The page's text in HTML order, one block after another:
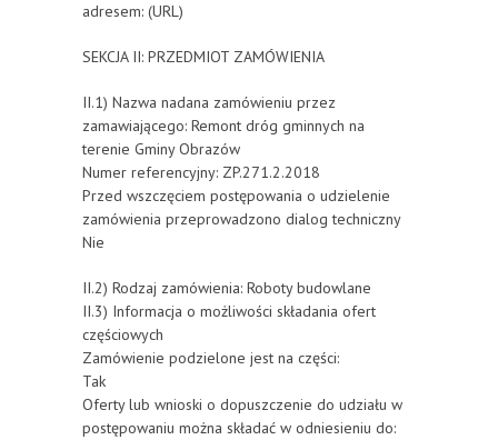
adresem: (URL)
SEKCJA II: PRZEDMIOT ZAMÓWIENIA
II.1) Nazwa nadana zamówieniu przez
zamawiającego: Remont dróg gminnych na
terenie Gminy Obrazów
Numer referencyjny: ZP.271.2.2018
Przed wszczęciem postępowania o udzielenie
zamówienia przeprowadzono dialog techniczny
Nie
II.2) Rodzaj zamówienia: Roboty budowlane
II.3) Informacja o możliwości składania ofert
częściowych
Zamówienie podzielone jest na części:
Tak
Oferty lub wnioski o dopuszczenie do udziału w
postępowaniu można składać w odniesieniu do: